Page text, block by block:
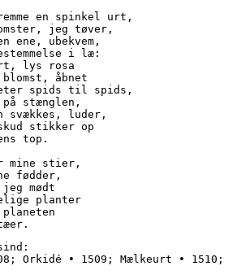
en spinkel urt,
blomster, jeg tøver,
den ene, ubekvem,
i læ:
lys rosa
blomst, åbnet
spids til spids,
ud på stænglen,
den svækkes, luder,
skud stikker op
top.
mine stier,
mine fødder,
jeg mødt
duelige planter
planeten
tæer.
Orkidé • 1509; Mælkeurt • 1510;